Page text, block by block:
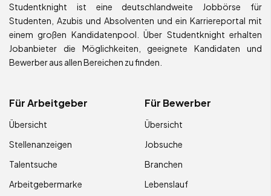
Studentknight ist eine deutschlandweite Jobbörse für
Studenten, Azubis und Absolventen und ein Karriereportal mit
einem großen Kandidatenpool. Über Studentknight erhalten
Jobanbieter die Möglichkeiten, geeignete Kandidaten und
Bewerber aus allen Bereichen zu finden.
Für Arbeitgeber
Übersicht
Stellenanzeigen
Talentsuche
Arbeitgebermarke
Für Bewerber
Übersicht
Jobsuche
Branchen
Lebenslauf